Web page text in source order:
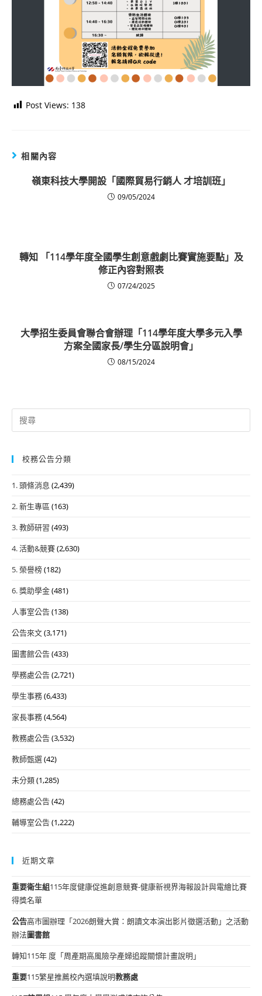
Post Views: 138
相關內容
嶺東科技大學開設「國際貿易行銷人 才培訓班」
09/05/2024
轉知 「114學年度全國學生創意戲劇比賽實施要點」及
修正內容對照表
07/24/2025
大學招生委員會聯合會辦理「114學年度大學多元入學
方案全國家長/學生分區說明會」
08/15/2024
Search
for:
校務公告分類
1. 頭條消息 (2,439)
2. 新生專區 (163)
3. 教師研習 (493)
4. 活動&競賽(2,630)
5. 榮譽榜(182)
6. 獎助學金(481)
人事室公告(138)
公告來文(3,171)
圖書館公告(433)
學務處公告(2,721)
學生事務(6,433)
家長事務(4,564)
教務處公告(3,532)
教師甄選(42)
未分類(1,285)
總務處公告(42)
輔導室公告(1,222)
近期文章
重要衛生組115年度健康促進創意競賽-健康新視界海報設計與電繪比賽
得獎名單
公告高市圖辦理「2026朗聲大賞：朗讀文本演出影片徵選活動」之活動
辦法圖書館
轉知115年 度「周產期高風險孕產婦追蹤關懷計畫說明」
重要115繁星推薦校內選填說明教務處